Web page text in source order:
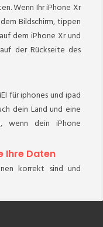
Wenn Ihr iPhone Xr
Bildschirm, tippen
dem iPhone Xr und
der Rückseite des
für iphones und ipad
dein Land und eine
wenn dein iPhone
Ihre Daten
korrekt sind und